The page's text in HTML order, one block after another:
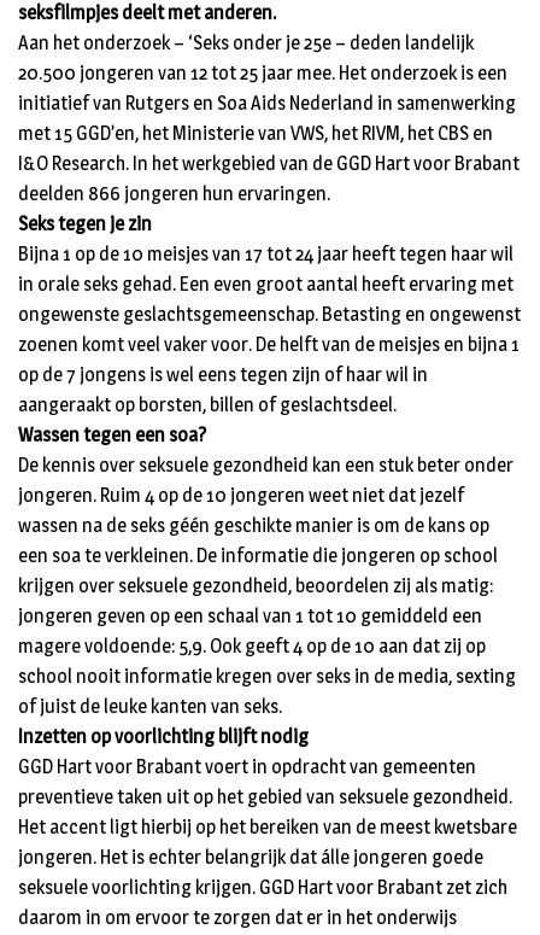
seksfilmpjes deelt met anderen.
Aan het onderzoek – ‘Seks onder je 25e – deden landelijk
20.500 jongeren van 12 tot 25 jaar mee. Het onderzoek is een
initiatief van Rutgers en Soa Aids Nederland in samenwerking
met 15 GGD’en, het Ministerie van VWS, het RIVM, het CBS en
I&O Research. In het werkgebied van de GGD Hart voor Brabant
deelden 866 jongeren hun ervaringen.
Seks tegen je zin
Bijna 1 op de 10 meisjes van 17 tot 24 jaar heeft tegen haar wil
in orale seks gehad. Een even groot aantal heeft ervaring met
ongewenste geslachtsgemeenschap. Betasting en ongewenst
zoenen komt veel vaker voor. De helft van de meisjes en bijna 1
op de 7 jongens is wel eens tegen zijn of haar wil in
aangeraakt op borsten, billen of geslachtsdeel.
Wassen tegen een soa?
De kennis over seksuele gezondheid kan een stuk beter onder
jongeren. Ruim 4 op de 10 jongeren weet niet dat jezelf
wassen na de seks géén geschikte manier is om de kans op
een soa te verkleinen. De informatie die jongeren op school
krijgen over seksuele gezondheid, beoordelen zij als matig:
jongeren geven op een schaal van 1 tot 10 gemiddeld een
magere voldoende: 5,9. Ook geeft 4 op de 10 aan dat zij op
school nooit informatie kregen over seks in de media, sexting
of juist de leuke kanten van seks.
Inzetten op voorlichting blijft nodig
GGD Hart voor Brabant voert in opdracht van gemeenten
preventieve taken uit op het gebied van seksuele gezondheid.
Het accent ligt hierbij op het bereiken van de meest kwetsbare
jongeren. Het is echter belangrijk dat álle jongeren goede
seksuele voorlichting krijgen. GGD Hart voor Brabant zet zich
daarom in om ervoor te zorgen dat er in het onderwijs